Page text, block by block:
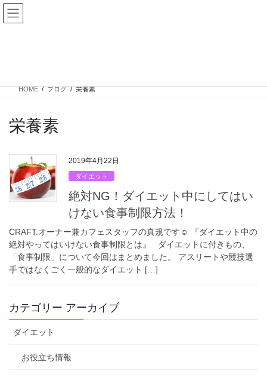
コ
ン
ナ
ビ
HOME ブログ 栄養素
栄養素
2019年4月22日
ダイエット
絶対NG！ダイエット中にしてはい
けない食事制限方法！
CRAFT.オーナー兼カフェスタッフの真規です☺ 『ダイエット中の
絶対やってはいけない食事制限とは』 ダイエットに付きもの、
「食事制限」について今回はまとめました。 アスリートや競技選
手ではなくごく一般的なダイエット […]
カテゴリー アーカイブ
ダイエット
お役立ち情報